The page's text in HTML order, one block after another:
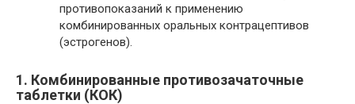
противопоказаний к применению
комбинированных оральных контрацептивов
(эстрогенов).
1. Комбинированные противозачаточные
таблетки (КОК)